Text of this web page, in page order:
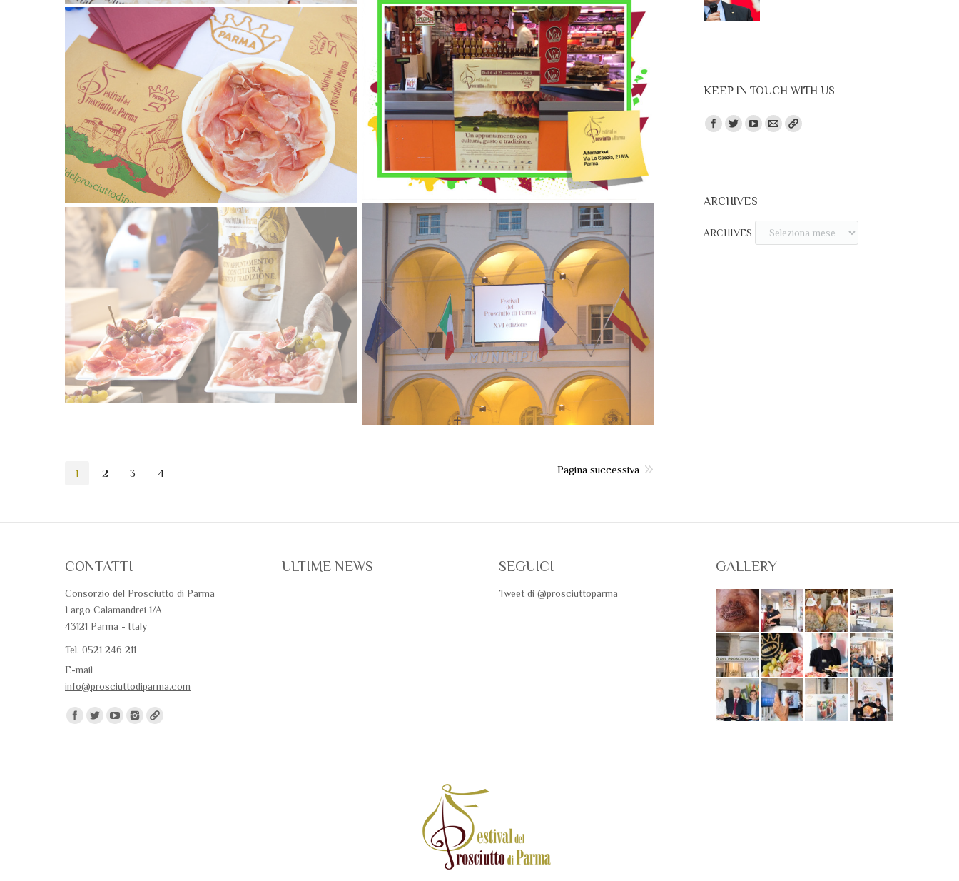
12 settembre 2013
11 settembre 2013
9 settembre 2013
15 settembre 2012
1 2 3 4 Pagina successiva
KEEP IN TOUCH WITH US
Trovaci su:
ARCHIVES
ARCHIVES
CONTATTI
Consorzio del Prosciutto di Parma
Largo Calamandrei 1/A
43121 Parma - Italy
Tel. 0521 246 211
E-mail
info@prosciuttodiparma.com
Trovaci su:
ULTIME NEWS SEGUICI
Tweet di @prosciuttoparma
GALLERY